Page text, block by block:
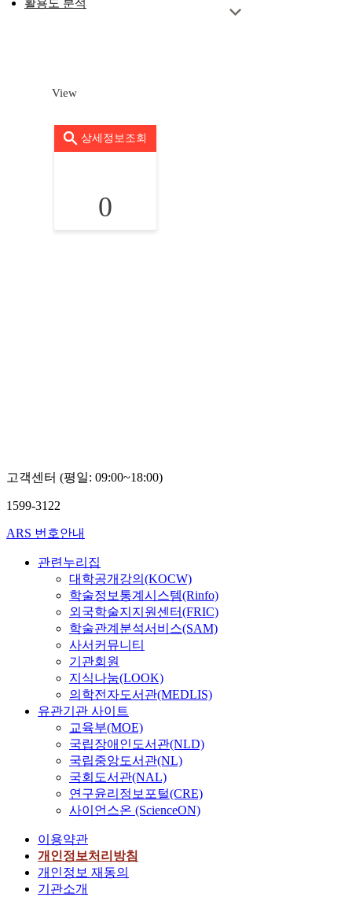
활용도 분석
View
상세정보조회
0
고객센터 (평일: 09:00~18:00)
1599-3122
ARS 번호안내
관련누리집
대학공개강의(KOCW)
학술정보통계시스템(Rinfo)
외국학술지지원센터(FRIC)
학술관계분석서비스(SAM)
사서커뮤니티
기관회원
지식나눔(LOOK)
의학전자도서관(MEDLIS)
유관기관 사이트
교육부(MOE)
국립장애인도서관(NLD)
국립중앙도서관(NL)
국회도서관(NAL)
연구윤리정보포털(CRE)
사이언스온 (ScienceON)
이용약관
개인정보처리방침
개인정보 재동의
기관소개